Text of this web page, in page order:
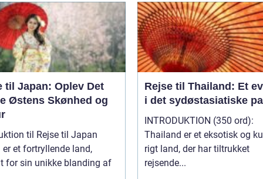
til Japan: Oplev Det
Østens Skønhed og
til Rejse til Japan
et fortryllende land,
for sin unikke blanding af
Rejse til Thailand: Et
i det sydøstasiatiske
INTRODUKTION (350 ord):
Thailand er et eksotisk og
rigt land, der har tiltrukket
rejsende...